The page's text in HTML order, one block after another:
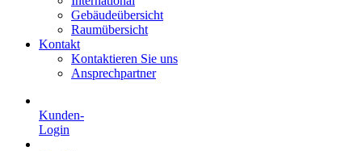
Gebäudeübersicht
Raumübersicht
Kontakt
Kontaktieren Sie uns
Ansprechpartner
Kunden-
Login